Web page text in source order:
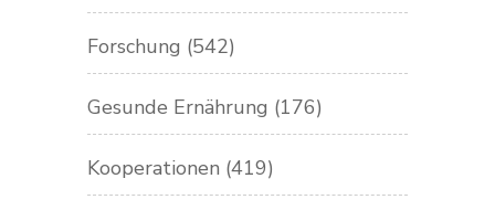
Forschung (542)
Gesunde Ernährung (176)
Kooperationen (419)